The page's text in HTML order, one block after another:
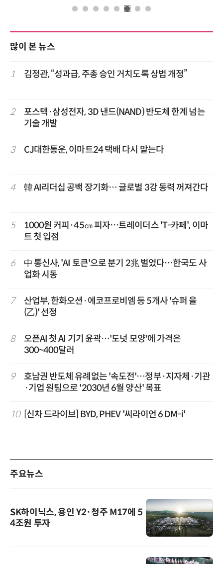
많이 본 뉴스
1 김정관, “성과급, 주총 승인 거치도록 상법 개정”
2
포스텍·삼성전자, 3D 낸드(NAND) 반도체 한계 넘는
기술 개발
3 CJ대한통운, 이마트24 택배 다시 맡는다
4 韓 AI리더십 공백 장기화… 글로벌 3강 동력 꺼져간다
5
1000원 커피·45㎝ 피자…트레이더스 'T-카페', 이마
트 첫 입점
6
中 통신사, 'AI 토큰'으로 분기 2兆 벌었다…한국도 사
업화 시동
7
산업부, 한화오션·에코프로비엠 등 5개사 '슈퍼 을
(乙)' 선정
8
오픈AI 첫 AI 기기 윤곽…'도넛 모양'에 가격은
300~400달러
9
호남권 반도체 유례없는 '속도전'…정부·지자체·기관
·기업 원팀으로 '2030년 6월 양산' 목표
10 [신차 드라이브] BYD, PHEV '씨라이언 6 DM-i'
주요뉴스
SK하이닉스, 용인 Y2·청주 M17에 5
4조원 투자